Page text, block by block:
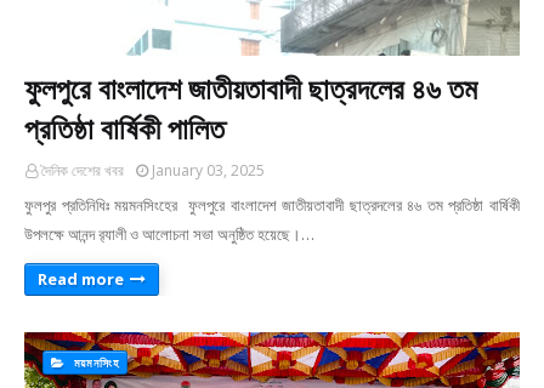
ফুলপুরে বাংলাদেশ জাতীয়তাবাদী ছাত্রদলের ৪৬ তম
প্রতিষ্ঠা বার্ষিকী পালিত
দৈনিক দেশের খবর January 03, 2025
ফুলপুর প্রতিনিধিঃ ময়মনসিংহের ফুলপুরে বাংলাদেশ জাতীয়তাবাদী ছাত্রদলের ৪৬ তম প্রতিষ্ঠা বার্ষিকী
উপলক্ষে আনন্দ র‍্যালী ও আলোচনা সভা অনুষ্ঠিত হয়েছে।…
Read more
ময়মনসিংহ